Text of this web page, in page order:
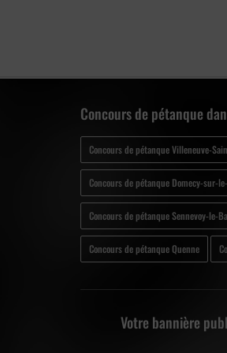
Concours de pétanque
Concours de pétanque Villeneuve-
Concours de pétanque Domecy-sur-
Concours de pétanque Sennevoy-le-
Concours de pétanque Quenne
Votre bannière